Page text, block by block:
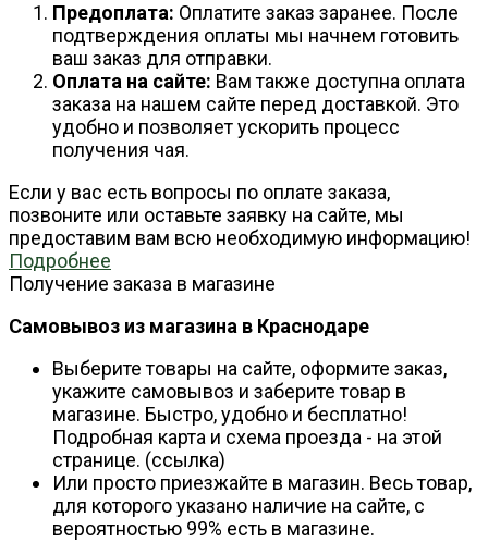
Предоплата: Оплатите заказ заранее. После
подтверждения оплаты мы начнем готовить
ваш заказ для отправки.
Оплата на сайте: Вам также доступна оплата
заказа на нашем сайте перед доставкой. Это
удобно и позволяет ускорить процесс
получения чая.
Если у вас есть вопросы по оплате заказа,
позвоните или оставьте заявку на сайте, мы
предоставим вам всю необходимую информацию!
Подробнее
Получение заказа в магазине
Самовывоз из магазина в Краснодаре
Выберите товары на сайте, оформите заказ,
укажите самовывоз и заберите товар в
магазине. Быстро, удобно и бесплатно!
Подробная карта и схема проезда - на этой
странице. (ссылка)
Или просто приезжайте в магазин. Весь товар,
для которого указано наличие на сайте, с
вероятностью 99% есть в магазине.